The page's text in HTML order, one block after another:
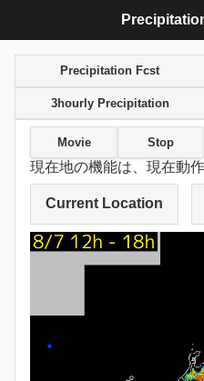
Precipitation Fcst
3hourly Precipitation
Movie Stop
現在地の機能は、現在動
Current Location